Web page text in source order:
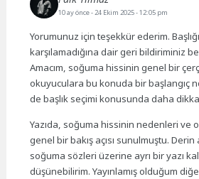
10 ay önce- 24 Ekim 2025 - 12:05 pm
Yorumunuz için teşekkür ederim.
karşılamadığına dair geri bildiriminiz
Amacım, soğuma hissinin genel bir
okuyuculara bu konuda bir başlangıç
de başlık seçimi konusunda daha
Yazıda, soğuma hissinin nedenleri ve
genel bir bakış açısı sunulmuştu.
soğuma sözleri üzerine ayrı bir yazı
düşünebilirim. Yayınlamış olduğum